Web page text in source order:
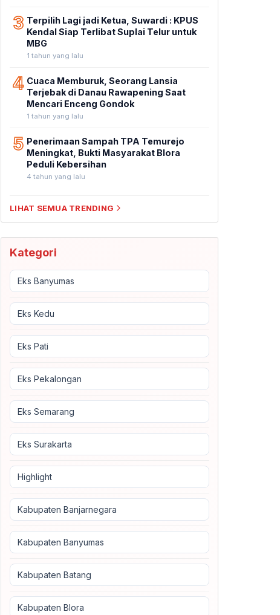
3 Terpilih Lagi jadi Ketua, Suwardi : KPUS
Kendal Siap Terlibat Suplai Telur untuk
MBG
1 tahun yang lalu
4 Cuaca Memburuk, Seorang Lansia
Terjebak di Danau Rawapening Saat
Mencari Enceng Gondok
1 tahun yang lalu
5 Penerimaan Sampah TPA Temurejo
Meningkat, Bukti Masyarakat Blora
Peduli Kebersihan
4 tahun yang lalu
LIHAT SEMUA TRENDING
Kategori
Eks Banyumas
Eks Kedu
Eks Pati
Eks Pekalongan
Eks Semarang
Eks Surakarta
Highlight
Kabupaten Banjarnegara
Kabupaten Banyumas
Kabupaten Batang
Kabupaten Blora